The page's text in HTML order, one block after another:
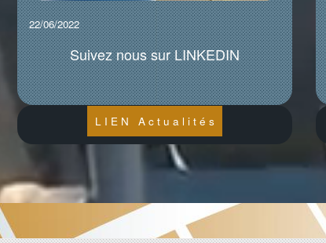
22/06/2022
Suivez nous sur LINKEDIN
L I E N A c t u a l i t é s